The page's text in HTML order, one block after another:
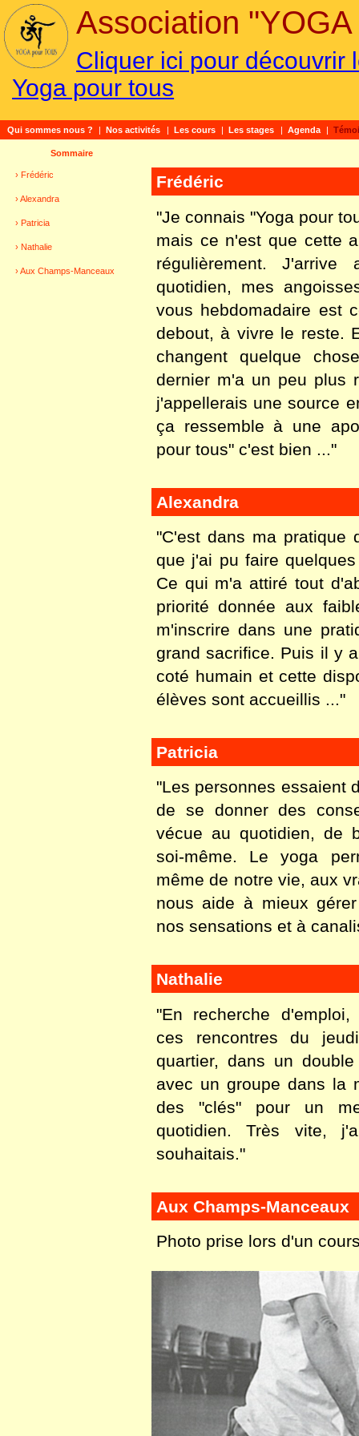
Association
Cliquer ici pour découvrir
Yoga pour tous
Qui sommes nous ? | Nos activités | Les cours | Les stages | Agenda |
Sommaire
› Frédéric
› Alexandra
› Patricia
› Nathalie
› Aux Champs-Manceaux
Frédéric
"Je connais "Yoga pour
mais ce n'est que cette
régulièrement.
quotidien, mes
vous hebdomadaire est
debout, à vivre le reste.
changent quelque
dernier m'a un peu plus
j'appellerais une source
ça ressemble à une
pour tous" c'est bien ..."
Alexandra
"C'est dans ma pratique
que j'ai pu faire
Ce qui m'a attiré tout
priorité donnée aux
m'inscrire dans une
grand sacrifice. Puis il y
coté humain et cette
élèves sont accueillis ..."
Patricia
"Les personnes essaient
de se donner des
vécue au quotidien, de
soi-même. Le yoga
même de notre vie, aux
nous aide à mieux
nos sensations et à
Nathalie
"En recherche
ces rencontres du
quartier, dans un
avec un groupe dans la
des "clés" pour un
quotidien. Très vite,
souhaitais."
Aux Champs-Manceaux
Photo prise lors d'un